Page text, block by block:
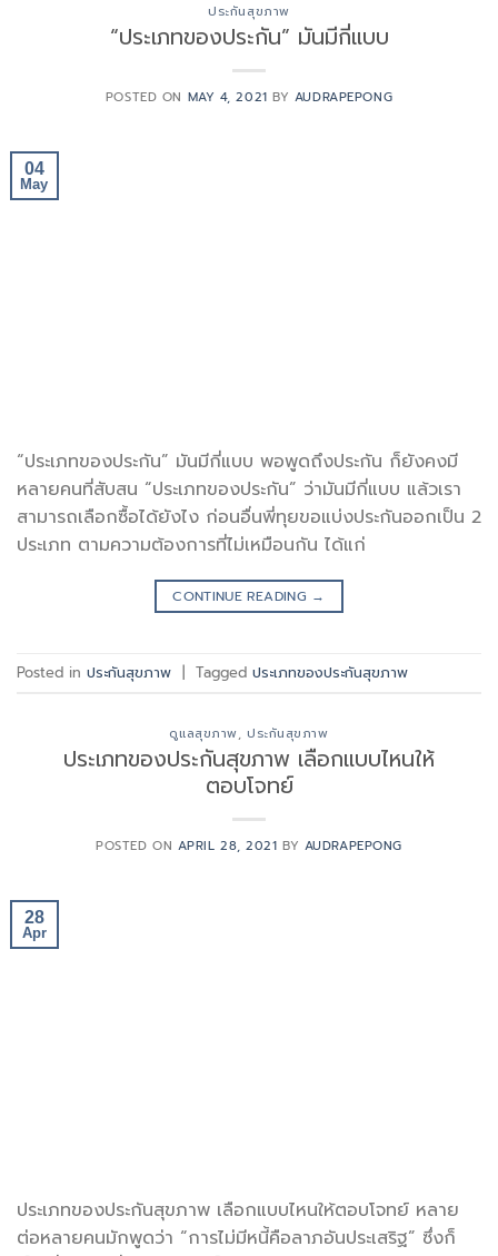
ประกันสุขภาพ
“ประเภทของประกัน” มันมีกี่แบบ
POSTED ON MAY 4, 2021 BY AUDRAPEPONG
04
May
“ประเภทของประกัน” มันมีกี่แบบ พอพูดถึงประกัน ก็ยังคงมี
หลายคนที่สับสน “ประเภทของประกัน” ว่ามันมีกี่แบบ แล้วเรา
สามารถเลือกซื้อได้ยังไง ก่อนอื่นพี่ทุยขอแบ่งประกันออกเป็น 2
ประเภท ตามความต้องการที่ไม่เหมือนกัน ได้แก่
CONTINUE READING →
Posted in ประกันสุขภาพ | Tagged ประเภทของประกันสุขภาพ
ดูแลสุขภาพ, ประกันสุขภาพ
ประเภทของประกันสุขภาพ เลือกแบบไหนให้
ตอบโจทย์
POSTED ON APRIL 28, 2021 BY AUDRAPEPONG
28
Apr
ประเภทของประกันสุขภาพ เลือกแบบไหนให้ตอบโจทย์ หลาย
ต่อหลายคนมักพูดว่า “การไม่มีหนี้คือลาภอันประเสริฐ” ซึ่งก็